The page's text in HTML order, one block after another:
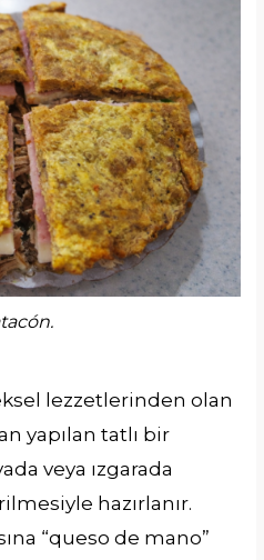
lezzetlerinden olan
yapılan tatlı bir
veya ızgarada
hazırlanır.
“queso de mano”